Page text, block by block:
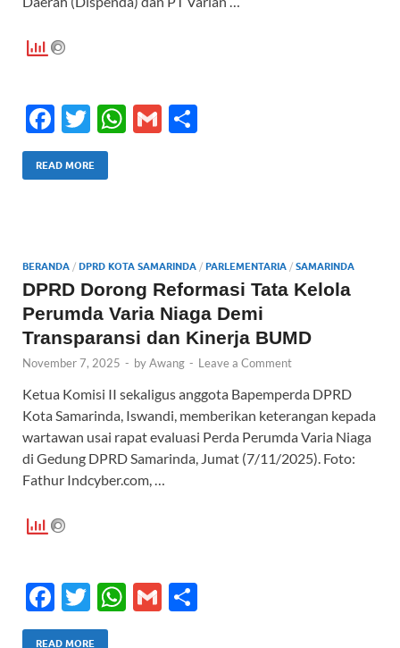
F
ac
e
o
k
T
w
itt
W
p
p
G
READ MORE
BERANDA / DPRD KOTA SAMARINDA / PARLEMENTARIA / SAMARINDA
DPRD Dorong Reformasi Tata Kelola
Perumda Varia Niaga Demi
Transparansi dan Kinerja BUMD
November 7, 2025 - byAwang - Leave a Comment
Ketua Komisi II sekaligus anggota Bapemperda DPRD
Kota Samarinda, Iswandi, memberikan keterangan kepada
wartawan usai rapat evaluasi Perda Perumda Varia Niaga
di Gedung DPRD Samarinda, Jumat (7/11/2025). Foto:
Fathur Indcyber.com, …
F
ac
T
w
W G
READ MORE